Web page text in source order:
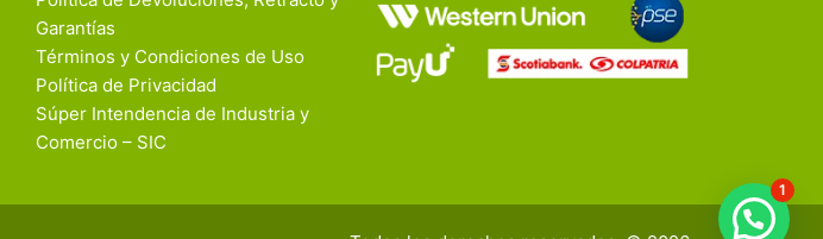
Garantías
Términos y Condiciones de Uso
Política de Privacidad
Súper Intendencia de Industria y
Comercio – SIC
1